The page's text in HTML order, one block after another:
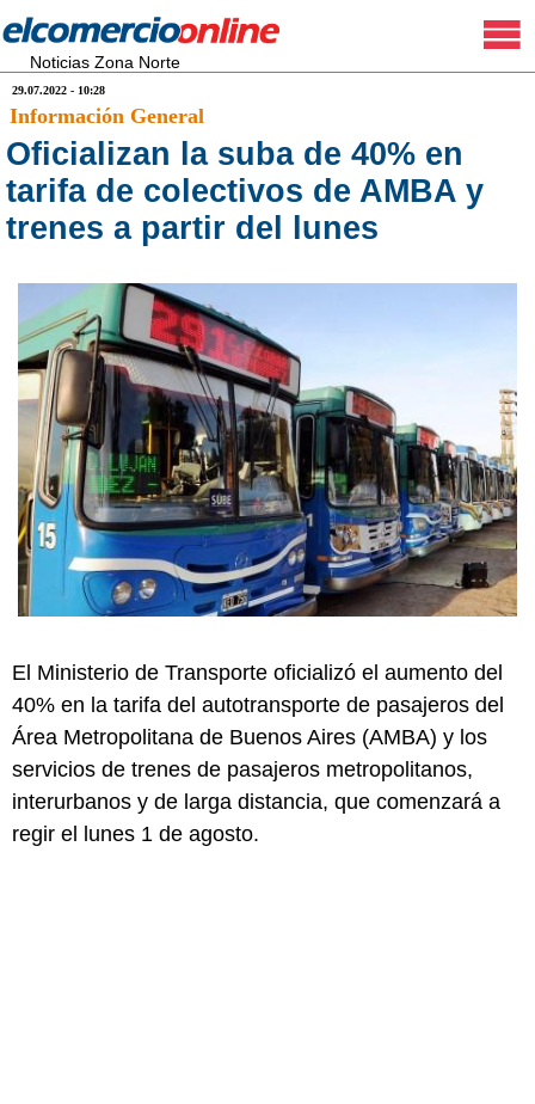
Noticias Zona Norte
29.07.2022 - 10:28
Información General
Oficializan la suba de 40% en
tarifa de colectivos de AMBA y
trenes a partir del lunes
El Ministerio de Transporte oficializó el aumento del
40% en la tarifa del autotransporte de pasajeros del
Área Metropolitana de Buenos Aires (AMBA) y los
servicios de trenes de pasajeros metropolitanos,
interurbanos y de larga distancia, que comenzará a
regir el lunes 1 de agosto.